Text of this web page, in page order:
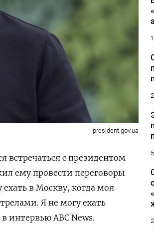
president.gov.ua
встречаться с президентом
ему провести переговоры
в Москву, когда моя
Я не могу ехать
интервью ABC News.